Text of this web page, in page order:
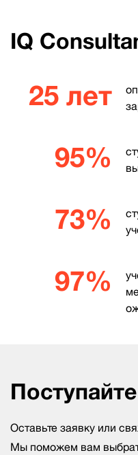
IQ
25 лет
95%
73%
97%
Оставьте заявку или
Мы поможем вам